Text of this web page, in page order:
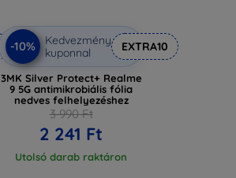
-10%
Kedvezmény
kuponnal
EXTRA10
3MK Silver Protect+ Realme
9 5G antimikrobiális fólia
nedves felhelyezéshez
3 990 Ft
2 241 Ft
Utolsó darab raktáron